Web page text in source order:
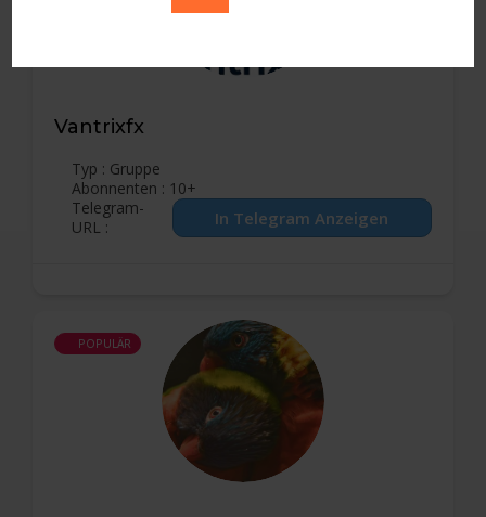
Vantrixfx
Typ : Gruppe
Abonnenten : 10+
Telegram-
URL :
POPULÄR